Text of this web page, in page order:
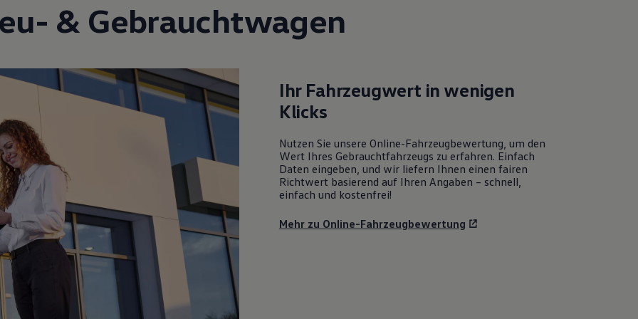
& Gebrauchtwagen
Ihr Fahrzeugwert in wenigen
Klicks
Nutzen Sie unsere Online-Fahrzeugbewertung, um den
Wert Ihres Gebrauchtfahrzeugs zu erfahren. Einfach
Daten eingeben, und wir liefern Ihnen einen fairen
Richtwert basierend auf Ihren Angaben – schnell,
einfach und kostenfrei!
Mehr zu Online-Fahrzeugbewertung